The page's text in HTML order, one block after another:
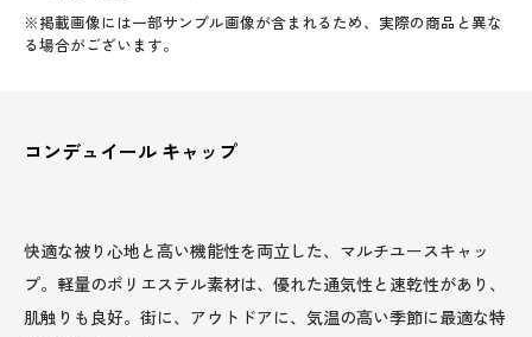
※掲載画像には一部サンプル画像が含まれるため、実際の商品と異な
る場合がございます。
コンデュイール キャップ
快適な被り心地と高い機能性を両立した、マルチユースキャッ
プ。軽量のポリエステル素材は、優れた通気性と速乾性があり、
肌触りも良好。街に、アウトドアに、気温の高い季節に最適な特